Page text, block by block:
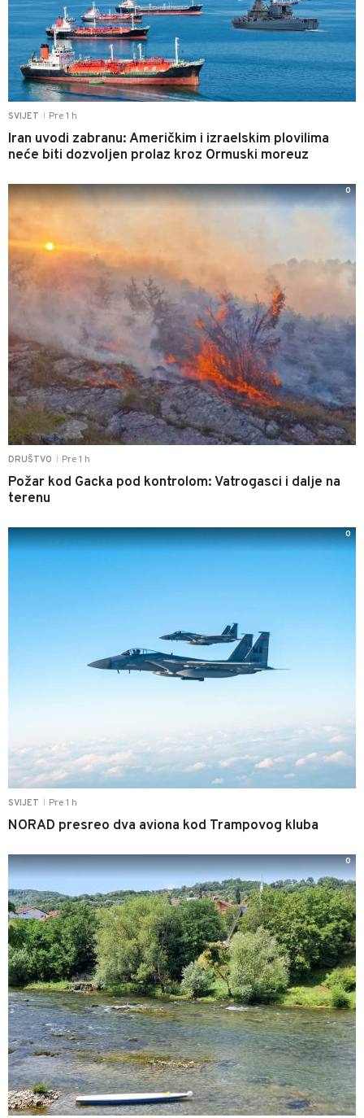
SVIJET Pre 1 h
Iran uvodi zabranu: Američkim i izraelskim plovilima
neće biti dozvoljen prolaz kroz Ormuski moreuz
DRUŠTVO Pre 1 h
Požar kod Gacka pod kontrolom: Vatrogasci i dalje na
terenu
0
SVIJET Pre 1 h
NORAD presreo dva aviona kod Trampovog kluba
0
0